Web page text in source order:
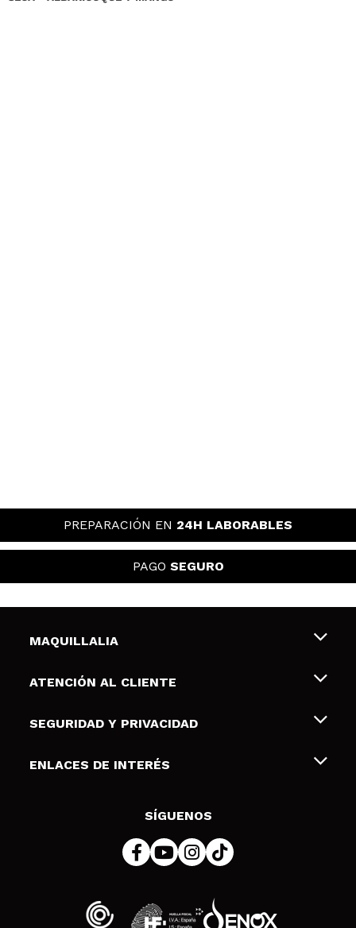
PREPARACIÓN EN 24H LABORABLES
PAGO SEGURO
MAQUILLALIA
Sobre nosotros
Tarjetas de Regalo
ATENCIÓN AL CLIENTE
Envíos y devoluciones
Formas de pago
SEGURIDAD Y PRIVACIDAD
Terminos y condiciones de uso
Política de cookies
ENLACES DE INTERÉS
SÍGUENOS